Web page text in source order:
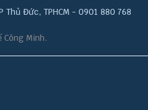
Thủ Đức, TPHCM - 0901 880 768
Minh.